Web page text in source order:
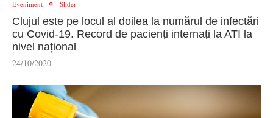
Eveniment Slider
Clujul este pe locul al doilea la numărul de infectări
cu Covid-19. Record de pacienți internați la ATI la
nivel național
24/10/2020